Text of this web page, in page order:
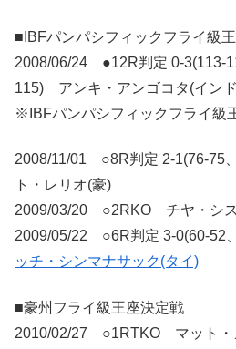
■IBFパンパシフィックフライ級
2008/06/24 ●12R判定 0-3(113-
115) アンキ・アンゴコタ(イン
※IBFパンパシフィックフライ級
2008/11/01 ○8R判定 2-1(76-75
ト・レリオ(豪)
2009/03/20 ○2RKO チヤ・シ
2009/05/22 ○6R判定 3-0(60-52
ッチ・シンマナサック(タイ)
■豪州フライ級王座決定戦
2010/02/27 ○1RTKO マット・